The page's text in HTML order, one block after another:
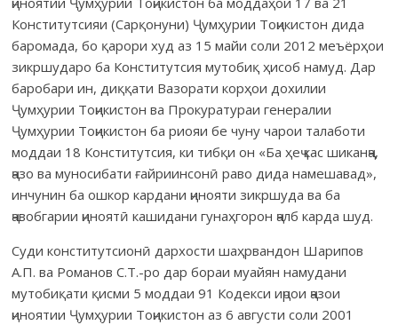
Конститутсияи (Сарқонуни) Ҷумҳурии Тоҷикистон дида
баромада, бо қарори худ аз 15 майи соли 2012 меъёрҳои
зикршударо ба Конститутсия мутобиқ ҳисоб намуд. Дар
баробари ин, диққати Вазорати корҳои дохилии
Ҷумҳурии Тоҷикистон ва Прокуратураи генералии
Ҷумҳурии Тоҷикистон ба риояи бе чуну чарои талаботи
моддаи 18 Конститутсия, ки тибқи он «Ба ҳеҷ кас шиканҷа,
ҷазо ва муносибати ғайриинсонӣ раво дида намешавад»,
инчунин ба ошкор кардани ҷинояти зикршуда ва ба
ҷавобгарии ҷиноятӣ кашидани гунаҳгорон ҷалб карда шуд.
Суди конститутсионӣ дархости шаҳрвандон Шарипов
А.П. ва Романов С.Т.-ро дар бораи муайян намудани
мутобиқати қисми 5 моддаи 91 Кодекси иҷрои ҷазои
ҷиноятии Ҷумҳурии Тоҷикистон аз 6 августи соли 2001